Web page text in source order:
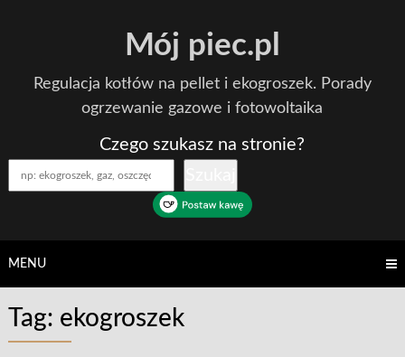
Mój piec.pl
Regulacja kotłów na pellet i ekogroszek. Porady
ogrzewanie gazowe i fotowoltaika
Czego szukasz na stronie?
MENU
Tag: ekogroszek